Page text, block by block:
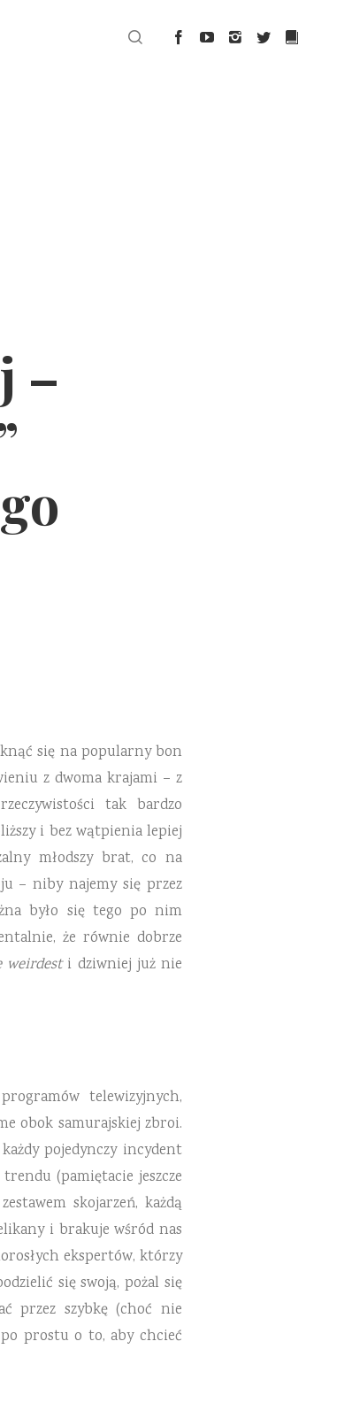
–
się na popularny bon
z dwoma krajami – z
tak bardzo
i bez wątpienia lepiej
młodszy brat, co na
– niby najemy się przez
było się tego po nim
że równie dobrze
weirdesti dziwniej już nie
telewizyjnych,
obok samurajskiej zbroi.
pojedynczy incydent
(pamiętacie jeszcze
skojarzeń, każdą
i brakuje wśród nas
ekspertów, którzy
się swoją, pożal się
przez szybkę (choć nie
prostu o to, aby chcieć